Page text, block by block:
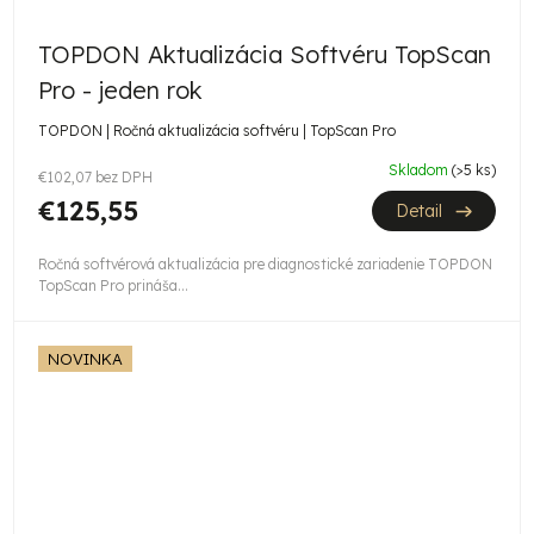
TOPDON Aktualizácia Softvéru TopScan
Pro - jeden rok
TOPDON | Ročná aktualizácia softvéru | TopScan Pro
€102,07 bez DPH
€125,55
Skladom (>5 ks)
Detail
Ročná softvérová aktualizácia pre diagnostické zariadenie TOPDON
TopScan Pro prináša...
NOVINKA